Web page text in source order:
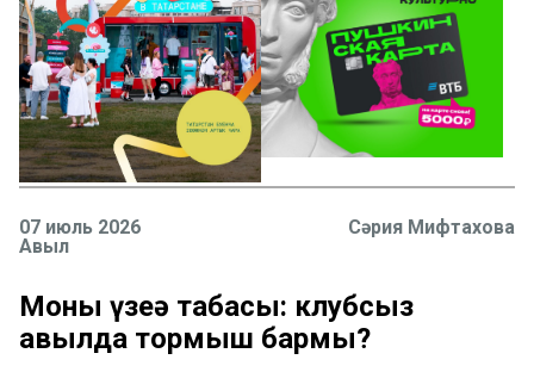
07 июль 2026
Авыл
Сәрия Мифтахова
Моңны үзеңә табасы: клубсыз
авылда тормыш бармы?